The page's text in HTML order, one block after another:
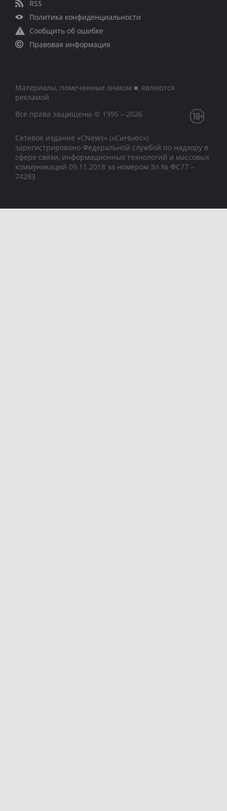
RSS
Политика конфиденциальности
Сообщить об ошибке
Правовая информация
Материалы, помеченные знаком ■, являются
рекламой
Все права защищены © 1995 – 2026
Сетевое издание «CNews» («СиНьюс»)
зарегистрировано Федеральной службой по надзору в
сфере связи, информационных технологий и массовых
коммуникаций 09.11.2018 за номером Эл № ФС77 –
74283